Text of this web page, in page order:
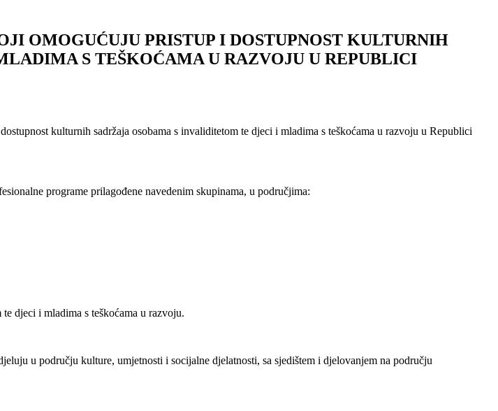
OMOGUĆUJU PRISTUP I DOSTUPNOST KULTURNIH
S TEŠKOĆAMA U RAZVOJU U REPUBLICI
kulturnih sadržaja osobama s invaliditetom te djeci i mladima s teškoćama u razvoju u Republici
programe prilagođene navedenim skupinama, u područjima:
djeci i mladima s teškoćama u razvoju.
u području kulture, umjetnosti i socijalne djelatnosti, sa sjedištem i djelovanjem na području